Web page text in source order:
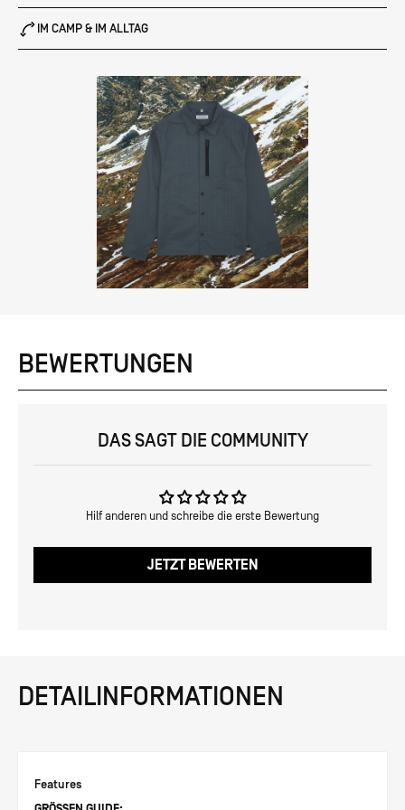
IM CAMP & IM ALLTAG
BEWERTUNGEN
DAS SAGT DIE COMMUNITY
Hilf anderen und schreibe die erste Bewertung
JETZT BEWERTEN
DETAILINFORMATIONEN
Features